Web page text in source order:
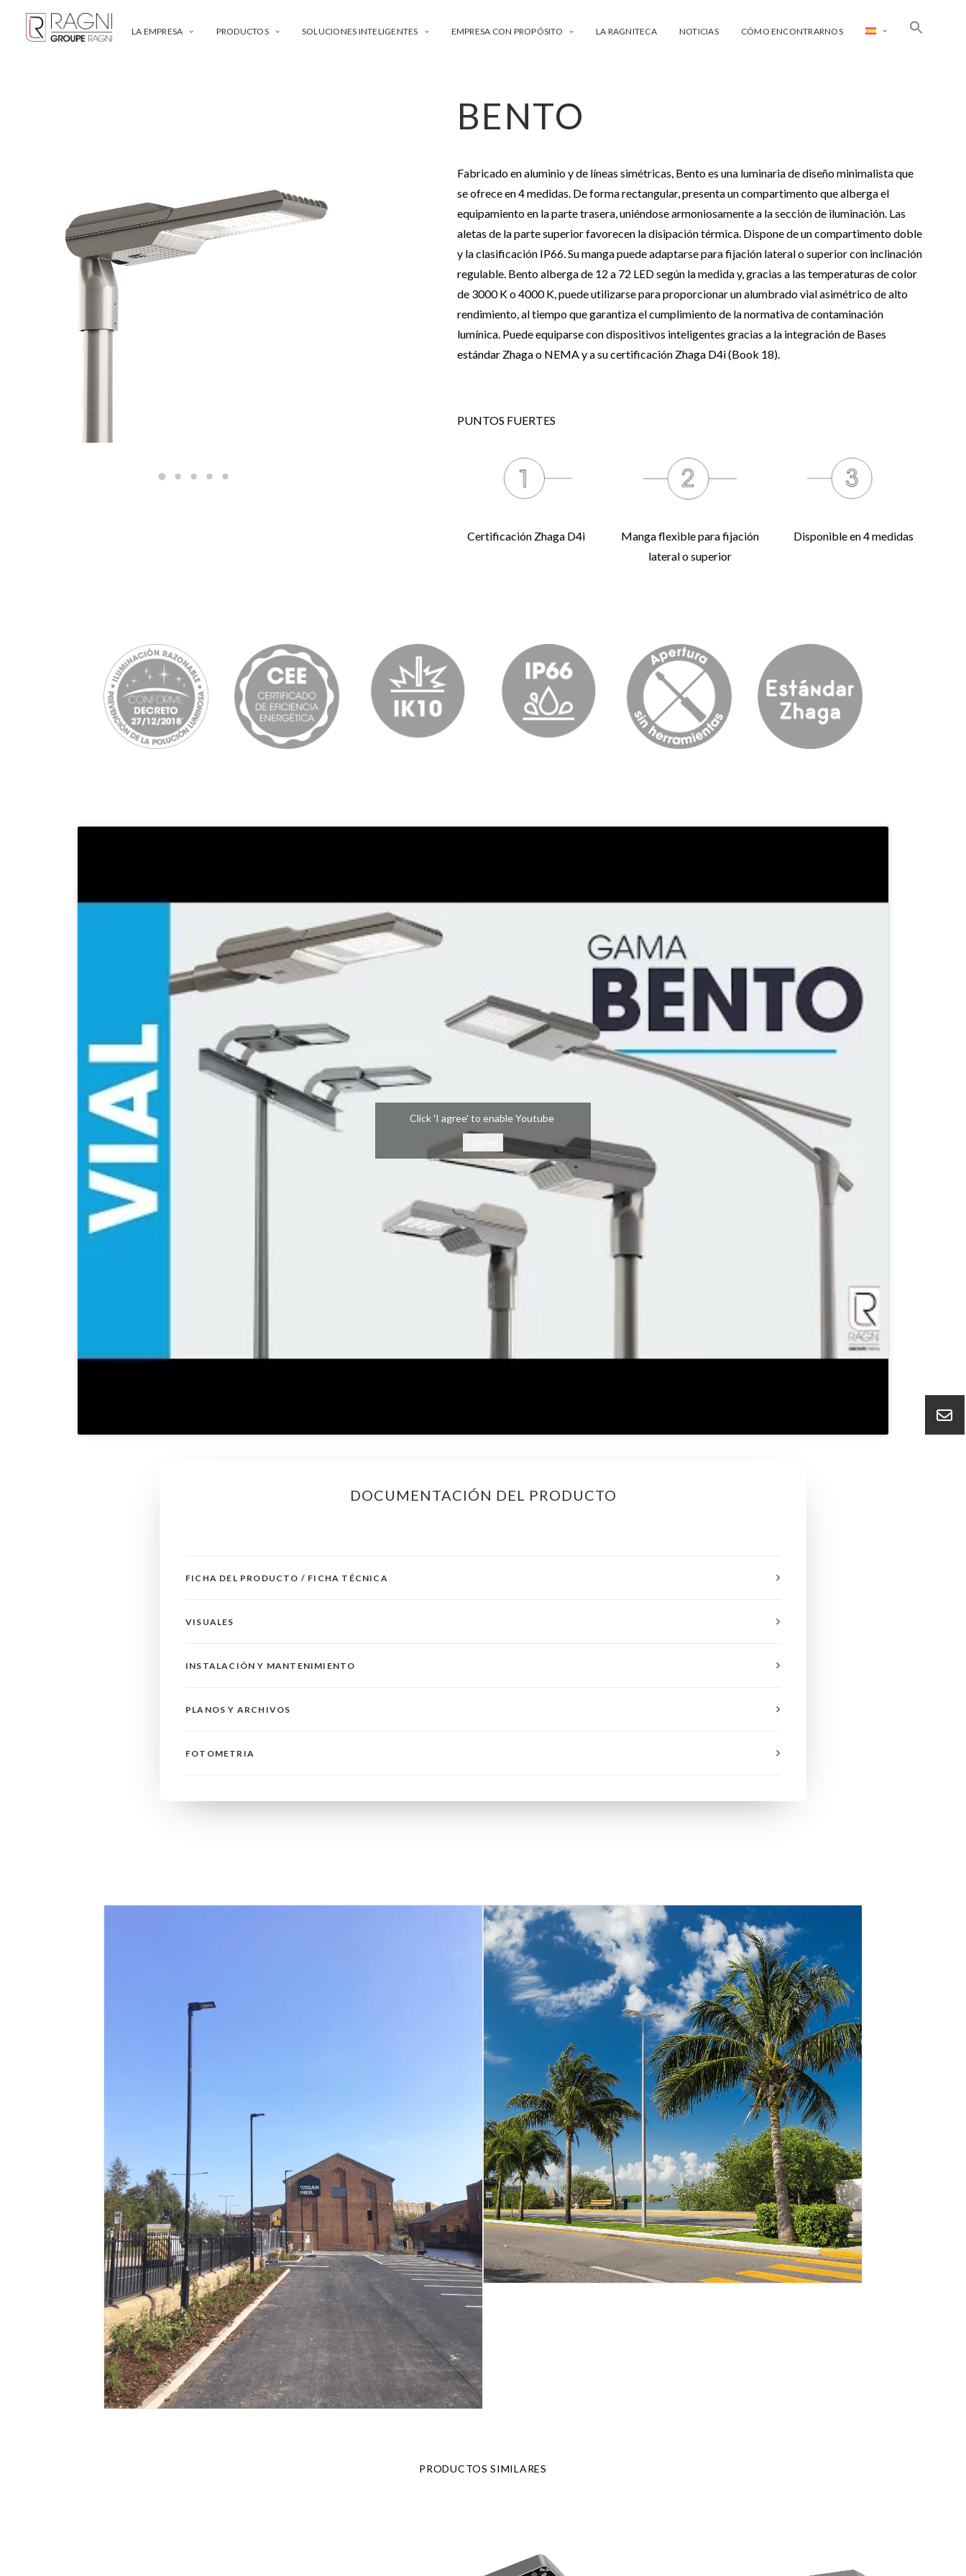
LA EMPRESA PRODUCTOS SOLUCIONES INTELIGENTES EMPRESA CON PROPÓSITO LA RAGNITECA NOTICIAS CÓMO ENCONTRARNOS
BENTO
Fabricado en aluminio y de líneas simétricas, Bento es una luminaria de diseño minimalista que
se ofrece en 4 medidas. De forma rectangular, presenta un compartimento que alberga el
equipamiento en la parte trasera, uniéndose armoniosamente a la sección de iluminación. Las
aletas de la parte superior favorecen la disipación térmica. Dispone de un compartimento doble
y la clasificación IP66. Su manga puede adaptarse para fijación lateral o superior con inclinación
regulable. Bento alberga de 12 a 72 LED según la medida y, gracias a las temperaturas de color
de 3000 K o 4000 K, puede utilizarse para proporcionar un alumbrado vial asimétrico de alto
rendimiento, al tiempo que garantiza el cumplimiento de la normativa de contaminación
lumínica. Puede equiparse con dispositivos inteligentes gracias a la integración de Bases
estándar Zhaga o NEMA y a su certificación Zhaga D4i (Book 18).
PUNTOS FUERTES
Certificación Zhaga D4i
Manga flexible para fijación
lateral o superior
Disponible en 4 medidas
Click 'I agree' to enable Youtube
DOCUMENTACIÓN DEL PRODUCTO
FICHA DEL PRODUCTO / FICHA TÉCNICA
VISUALES
INSTALACIÓN Y MANTENIMIENTO
PLANOS Y ARCHIVOS
FOTOMETRIA
PRODUCTOS SIMILARES